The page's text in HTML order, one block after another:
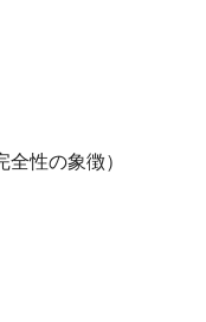
性の象徴）